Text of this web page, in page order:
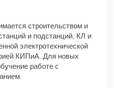
строительством и
и подстанций, КЛ и
электротехнической
КИПиА. Для новых
работе с